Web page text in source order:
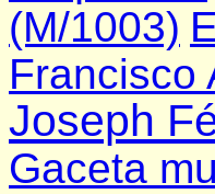
(M/1003)
Francisco
Joseph
Gaceta